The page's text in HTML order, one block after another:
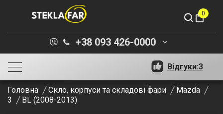
shopping_bag
0
+38 093 426-0000 keyboard_arrow_down
Відгуки:3
Головна Скло, корпуси та складові фари
Mazda
3
BL (2008-2013)